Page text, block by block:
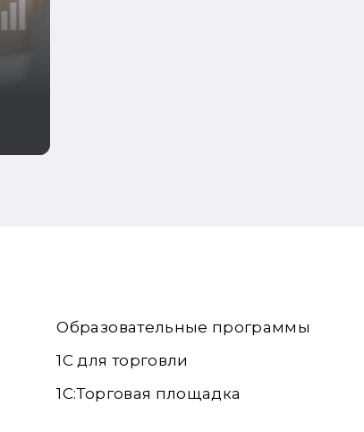
Образовательные программы
1С для торговли
1С:Торговая площадка